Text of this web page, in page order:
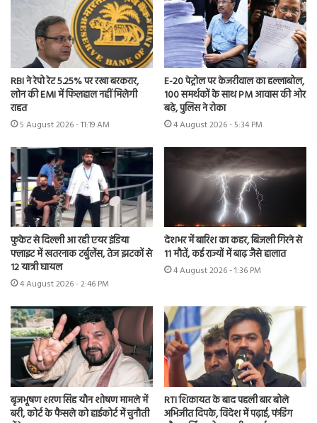
RBI ने रेपो रेट 5.25% पर रखा बरकरार,
लोन की EMI में फिलहाल नहीं मिलेगी
राहत
5 August 2026 - 11:19 AM
E-20 पेट्रोल पर केजरीवाल का हल्लाबोल,
100 समर्थकों के साथ PM आवास की ओर
बढ़े, पुलिस ने रोका
4 August 2026 - 5:34 PM
फुकेट से दिल्ली आ रही एयर इंडिया
फ्लाइट में खतरनाक टर्बुलेंस, तेज झटकों से
12 यात्री घायल
4 August 2026 - 2:46 PM
देशभर में बारिश का कहर, बिजली गिरने से
11 मौतें, कई राज्यों में बाढ़ जैसे हालात
4 August 2026 - 1:36 PM
बृजभूषण शरण सिंह यौन शोषण मामले में
बरी, कोर्ट के फैसले को हाईकोर्ट में चुनौती
RTI शिकायत के बाद पहली बार बोले
अभिजीत दिपके, विदेश में पढ़ाई, फंडिंग